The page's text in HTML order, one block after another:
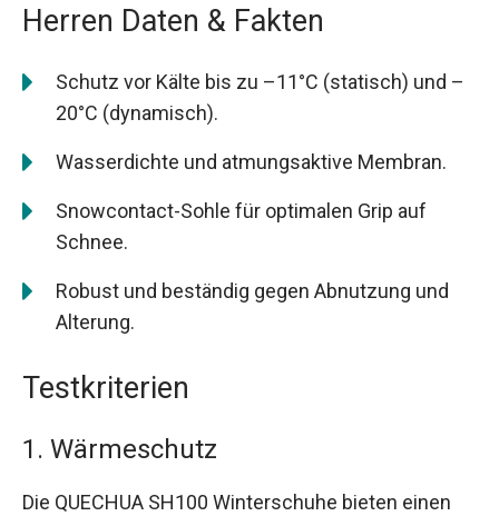
Herren Daten & Fakten
Schutz vor Kälte bis zu –11°C (statisch) und –
20°C (dynamisch).
Wasserdichte und atmungsaktive Membran.
Snowcontact-Sohle für optimalen Grip auf
Schnee.
Robust und beständig gegen Abnutzung und
Alterung.
Testkriterien
1. Wärmeschutz
Die QUECHUA SH100 Winterschuhe bieten einen